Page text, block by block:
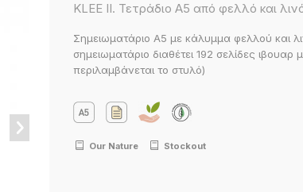
KLEE II. Τετράδιο Α5 από φελλό και
Σημειωματάριο Α5 με κάλυμμα φελλού και
σημειωματάριο διαθέτει 192 σελίδες
περιλαμβάνεται το στυλό)
Our Nature Stockout